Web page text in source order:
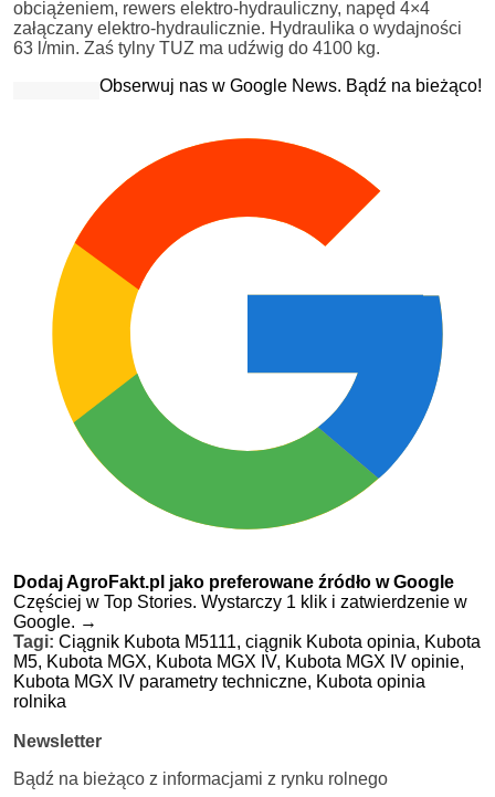
obciążeniem, rewers elektro-hydrauliczny, napęd 4×4
załączany elektro-hydraulicznie. Hydraulika o wydajności
63 l/min. Zaś tylny TUZ ma udźwig do 4100 kg.
Obserwuj nas w Google News. Bądź na bieżąco!
Dodaj AgroFakt.pl jako preferowane źródło w Google
Częściej w Top Stories. Wystarczy 1 klik i zatwierdzenie w
Google. →
Tagi: Ciągnik Kubota M5111, ciągnik Kubota opinia, Kubota
M5, Kubota MGX, Kubota MGX IV, Kubota MGX IV opinie,
Kubota MGX IV parametry techniczne, Kubota opinia
rolnika
Newsletter
Bądź na bieżąco z informacjami z rynku rolnego